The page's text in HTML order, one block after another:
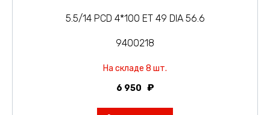
5.5/14 PCD 4*100 ET 49 DIA 56.6
9400218
На складе 8 шт.
6 950